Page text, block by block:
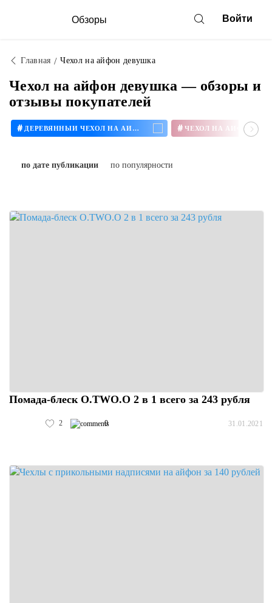
Обзоры Войти
Главная Чехол на айфон девушка
Чехол на айфон девушка — обзоры и
отзывы покупателей
# ДЕРЕВЯННЫЙ ЧЕХОЛ НА АЙФОН # ЧЕХОЛ НА АЙФОН 11
по дате публикации по популярности
Помада-блеск O.TWO.O 2 в 1 всего за 243 рубля
2 0 31.01.2021